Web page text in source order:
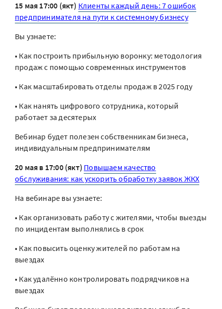
15 мая 17:00 (якт) Клиенты каждый день: 7 ошибок
предпринимателя на пути к системному бизнесу
Вы узнаете:
• Как построить прибыльную воронку: методология
продаж с помощью современных инструментов
• Как масштабировать отделы продаж в 2025 году
• Как нанять цифрового сотрудника, который
работает за десятерых
Вебинар будет полезен собственникам бизнеса,
индивидуальным предпринимателям
20 мая в 17:00 (якт) Повышаем качество
обслуживания: как ускорить обработку заявок ЖКХ
На вебинаре вы узнаете:
• Как организовать работу с жителями, чтобы выезды
по инцидентам выполнялись в срок
• Как повысить оценку жителей по работам на
выездах
• Как удалённо контролировать подрядчиков на
выездах